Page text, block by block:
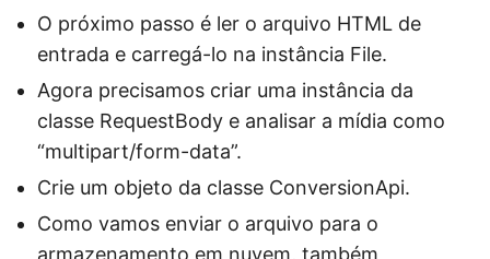
O próximo passo é ler o arquivo HTML de
entrada e carregá-lo na instância File.
Agora precisamos criar uma instância da
classe RequestBody e analisar a mídia como
“multipart/form-data”.
Crie um objeto da classe ConversionApi.
Como vamos enviar o arquivo para o
armazenamento em nuvem, também